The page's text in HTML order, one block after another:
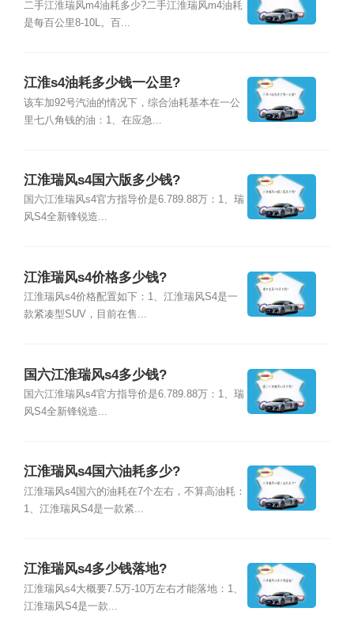
二手江淮瑞风m4油耗多少?二手江淮瑞风m4油耗
是每百公里8-10L。百...
江淮s4油耗多少钱一公里?
该车加92号汽油的情况下，综合油耗基本在一公
里七八角钱的油：1、在应急...
江淮瑞风s4国六版多少钱?
国六江淮瑞风s4官方指导价是6.789.88万：1、瑞
风S4全新锋锐造...
江淮瑞风s4价格多少钱?
江淮瑞风s4价格配置如下：1、江淮瑞风S4是一
款紧凑型SUV，目前在售...
国六江淮瑞风s4多少钱?
国六江淮瑞风s4官方指导价是6.789.88万：1、瑞
风S4全新锋锐造...
江淮瑞风s4国六油耗多少?
江淮瑞风s4国六的油耗在7个左右，不算高油耗：
1、江淮瑞风S4是一款紧...
江淮瑞风s4多少钱落地?
江淮瑞风s4大概要7.5万-10万左右才能落地：1、
江淮瑞风S4是一款...